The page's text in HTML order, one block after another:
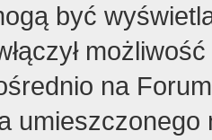
być
na